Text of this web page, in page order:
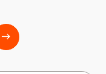
east